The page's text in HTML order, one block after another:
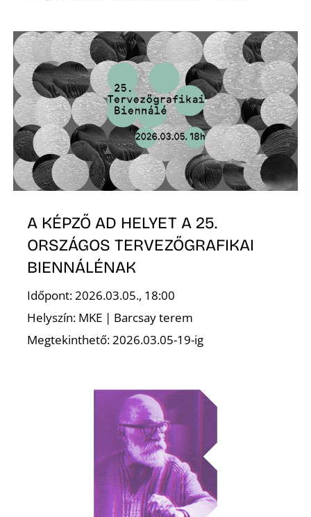
A KÉPZŐ AD HELYET A 25.
ORSZÁGOS TERVEZŐGRAFIKAI
BIENNÁLÉNAK
Időpont: 2026.03.05., 18:00
Helyszín: MKE | Barcsay terem
Megtekinthető: 2026.03.05-19-ig